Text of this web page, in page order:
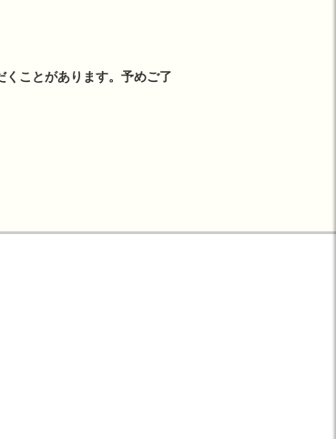
くことがあります。予めご了